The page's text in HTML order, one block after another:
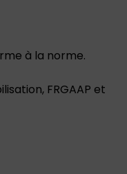
à la norme.
FRGAAP et